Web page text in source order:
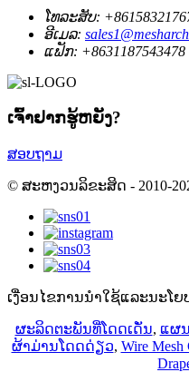
ໂທລະສັບ:
ອີເມລ:
ແຟັກ: +8631187543478
ເຈົ້າ​ຢາກ​ຮູ້​ຫຍັງ?
ສອບຖາມ
© ສະຫງວນລິຂະສິດ - 2010-
ເງື່ອນໄຂການນໍາໃຊ້ແລະນະໂ
ຜະລິດຕະພັນທີ່ໂດດເດັ່ນ, ແຜ
ຜ້າມ່ານໂດດດ່ຽວ, Wire Mesh